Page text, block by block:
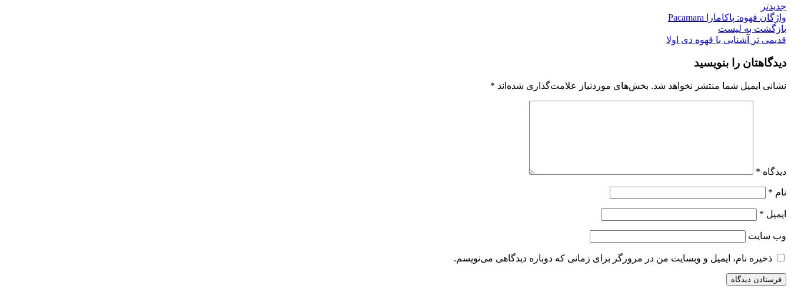
جدیدتر
واژگان قهوه: پاکامارا Pacamara
بازگشت به لیست
قدیمی تر
آشنایی با قهوه دی اولا
دیدگاهتان را بنویسید
نشانی ایمیل شما منتشر نخواهد شد. بخش‌های موردنیاز علامت‌گذاری شده‌اند *
دیدگاه *
نام *
ایمیل *
وب‌ سایت
ذخیره نام، ایمیل و وبسایت من در مرورگر برای زمانی که دوباره دیدگاهی می‌نویسم.